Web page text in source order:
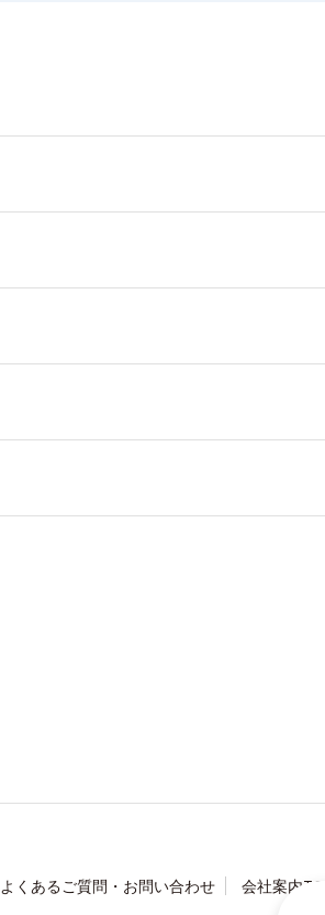
よくあるご質問・お問い合わせ 会社案内TOP